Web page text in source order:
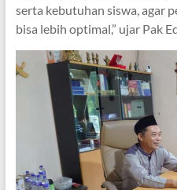
serta kebutuhan siswa, agar
bisa lebih optimal,” ujar Pak